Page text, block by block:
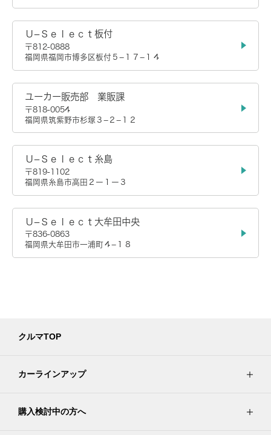
Ｕ−Ｓｅｌｅｃｔ板付
〒812-0888
福岡県福岡市博多区板付５−１７−１４
ユーカー販売部 業販課
〒818-0054
福岡県筑紫野市杉塚３−２−１２
Ｕ−Ｓｅｌｅｃｔ糸島
〒819-1102
福岡県糸島市高田２ー１ー３
Ｕ−Ｓｅｌｅｃｔ大牟田中央
〒836-0863
福岡県大牟田市一浦町４−１８
クルマTOP
カーラインアップ
購入検討中の方へ